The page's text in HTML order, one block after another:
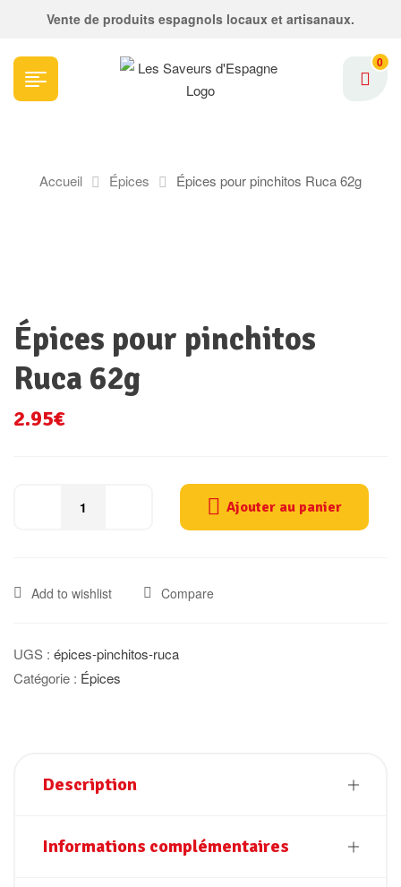
Vente de produits espagnols locaux et artisanaux.
0
Accueil Épices Épices pour pinchitos Ruca 62g
Épices pour pinchitos
Ruca 62g
2.95€
Ajouter au panier
Add to wishlist Compare
UGS : épices-pinchitos-ruca
Catégorie : Épices
Description
Informations complémentaires